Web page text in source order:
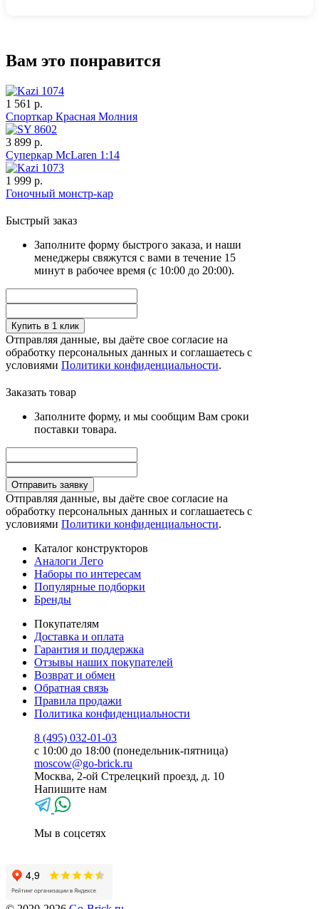
Вам это понравится
1 561 р.
Спорткар Красная Молния
3 899 р.
Суперкар McLaren 1:14
1 999 р.
Гоночный монстр-кар
Быстрый заказ
Заполните форму быстрого заказа, и наши
менеджеры свяжутся с вами в течение 15
минут в рабочее время (с 10:00 до 20:00).
Купить в 1 клик
Отправляя данные, вы даёте свое согласие на
обработку персональных данных и соглашаетесь с
условиями Политики конфиденциальности.
Заказать товар
Заполните форму, и мы сообщим Вам сроки
поставки товара.
Отправить заявку
Отправляя данные, вы даёте свое согласие на
обработку персональных данных и соглашаетесь с
условиями Политики конфиденциальности.
Каталог конструкторов
Аналоги Лего
Наборы по интересам
Популярные подборки
Бренды
Покупателям
Доставка и оплата
Гарантия и поддержка
Отзывы наших покупателей
Возврат и обмен
Обратная связь
Правила продажи
Политика конфиденциальности
8 (495) 032-01-03
с 10:00 до 18:00 (понедельник-пятница)
moscow@go-brick.ru
Москва, 2-ой Стрелецкий проезд, д. 10
Напишите нам
Мы в соцсетях